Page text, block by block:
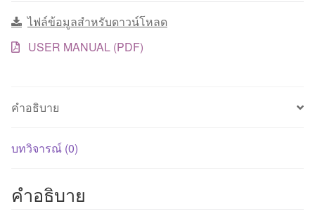
Sound
Level
ไฟล์ข้อมูลสำหรับดาวน์โหลด
USER MANUAL (PDF)
คำอธิบาย
บทวิจารณ์ (0)
คำอธิบาย